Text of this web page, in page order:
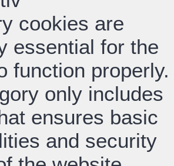
cookies are
essential for the
function properly.
only includes
ensures basic
and security